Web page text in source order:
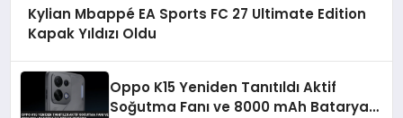
Kylian Mbappé EA Sports FC 27 Ultimate Edition
Kapak Yıldızı Oldu
Oppo K15 Yeniden Tanıtıldı Aktif
Soğutma Fanı ve 8000 mAh Batarya